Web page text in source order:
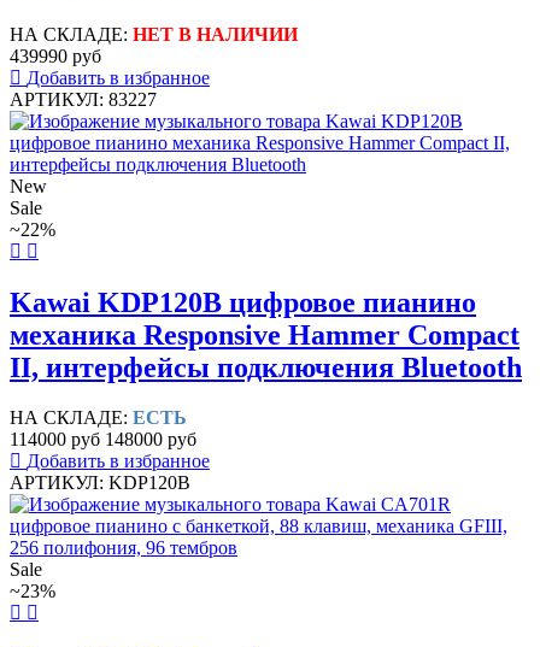
НА СКЛАДЕ: НЕТ В НАЛИЧИИ
439990 руб
Добавить в избранное
АРТИКУЛ: 83227
New
Sale
~22%
Kawai KDP120B цифровое пианино
механика Responsive Hammer Compact
II, интерфейсы подключения Bluetooth
НА СКЛАДЕ: ЕСТЬ
114000 руб 148000 руб
Добавить в избранное
АРТИКУЛ: KDP120B
Sale
~23%